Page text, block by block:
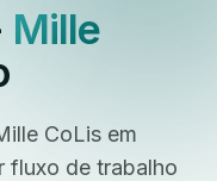
Mille
CoLis em
fluxo de trabalho